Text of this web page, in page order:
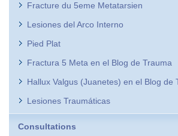
Fracture du 5eme Metatarsien
Lesiones del Arco Interno
Pied Plat
Fractura 5 Meta en el Blog de Trauma
Hallux Valgus (Juanetes) en el Blog de
Lesiones Traumáticas
Consultations